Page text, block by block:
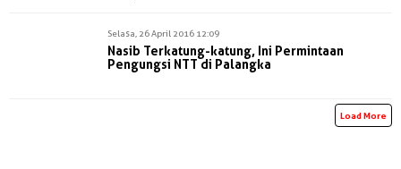
Selasa, 26 April 2016 12:09
Nasib Terkatung-katung, Ini Permintaan
Pengungsi NTT di Palangka
Load More